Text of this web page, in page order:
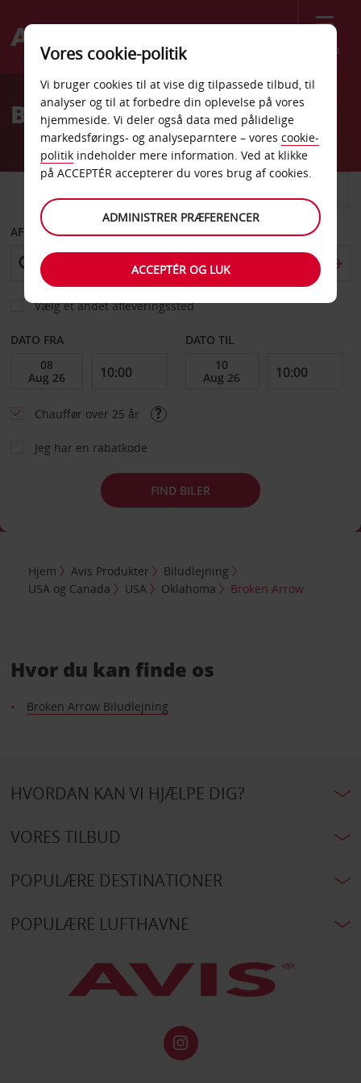
Menu
Welcome
AvisBilleje Broken Arrow
AFHENT FRA
Vælg et andet afleveringssted
DATO FRA DATO TIL
Chauffør over 25 år
Jeg har en rabatkode
FIND BILER
Hjem Avis Produkter
Biludlejning
USA og Canada
USA Oklahoma Broken Arrow
Hvor du kan finde os
Broken Arrow Biludlejning
HVORDAN KAN VI HJÆLPE DIG?
VORES TILBUD
POPULÆRE DESTINATIONER
POPULÆRE LUFTHAVNE
Vores cookie-politik
Vi bruger cookies til at vise dig tilpassede tilbud, til
analyser og til at forbedre din oplevelse på vores
hjemmeside. Vi deler også data med pålidelige
markedsførings- og analyseparntere – vores cookie-
politik indeholder mere information. Ved at klikke
på ACCEPTÉR accepterer du vores brug af cookies.
ADMINISTRER PRÆFERENCER
ACCEPTÉR OG LUK